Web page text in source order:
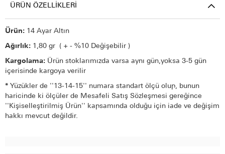
ÜRÜN ÖZELLIKLERI
Ürün: 14 Ayar Altın
Ağırlık: 1,80 gr ( + - %10 Değişebilir )
Kargolama: Ürün stoklarımızda varsa aynı gün,yoksa 3-5 gün
içerisinde kargoya verilir
* Yüzükler de ''13-14-15'' numara standart ölçü olup, bunun
haricinde ki ölçüler de Mesafeli Satış Sözleşmesi gereğince
''Kişiselleştirilmiş Ürün'' kapsamında olduğu için iade ve değişim
hakkı mevcut değildir.